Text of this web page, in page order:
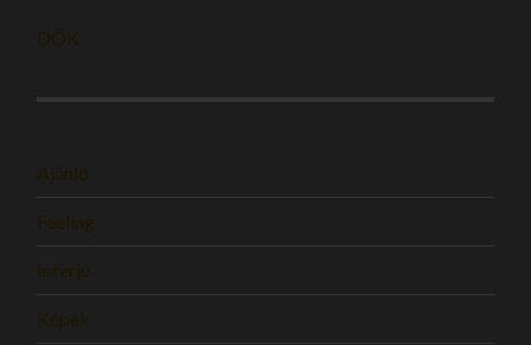
DÖK
Ajánló
Feeling
Interjú
Képek